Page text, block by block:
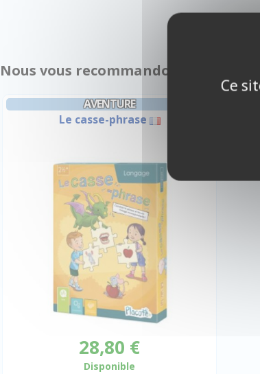
Nous vous recommandons également
AVENTURE
Le casse-phrase
28,80 €
Disponible
Ce